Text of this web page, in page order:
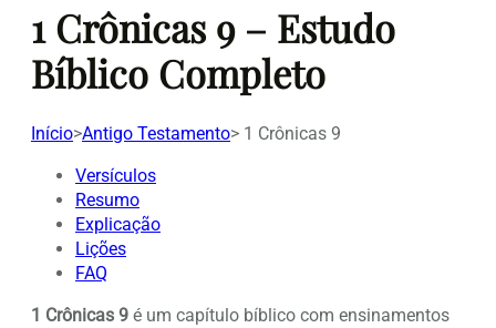
1 Crônicas 9 – Estudo
Bíblico Completo
Início>Antigo Testamento> 1 Crônicas 9
Versículos
Resumo
Explicação
Lições
FAQ
1 Crônicas 9 é um capítulo bíblico com ensinamentos